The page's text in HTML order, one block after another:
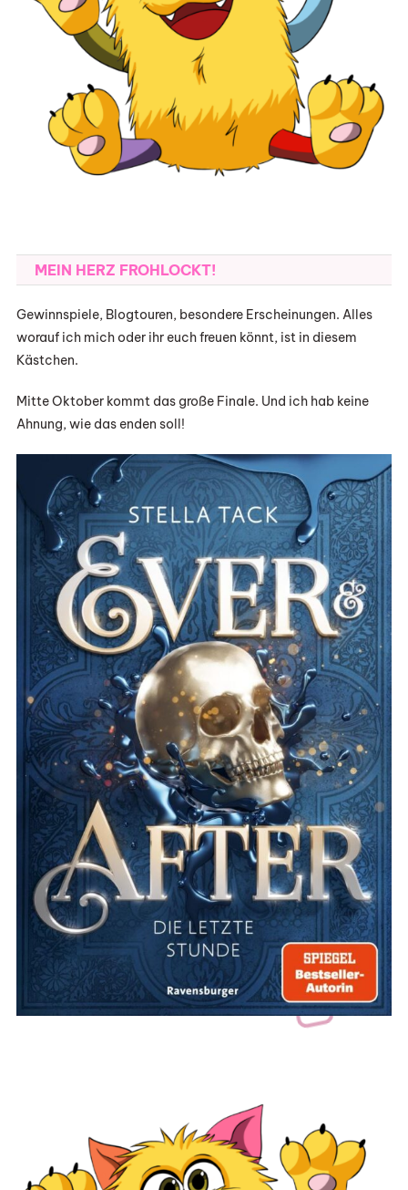
MEIN HERZ FROHLOCKT!
Gewinnspiele, Blogtouren, besondere Erscheinungen. Alles
worauf ich mich oder ihr euch freuen könnt, ist in diesem
Kästchen.
Mitte Oktober kommt das große Finale. Und ich hab keine
Ahnung, wie das enden soll!